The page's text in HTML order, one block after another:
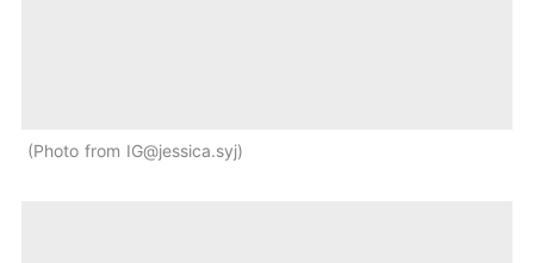
Photo from IG@jessica.syj